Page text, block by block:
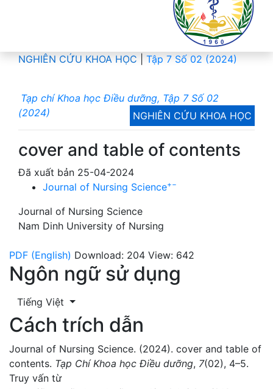
NGHIÊN CỨU KHOA HỌC Tập 7 Số 02 (2024)
Tạp chí Khoa học Điều dưỡng, Tập 7 Số 02
(2024)
NGHIÊN CỨU KHOA HỌC
cover and table of contents
Đã xuất bản 25-04-2024
Journal of Nursing Science+−
Journal of Nursing Science
Nam Dinh University of Nursing
PDF (English) Download: 204 View: 642
Ngôn ngữ sử dụng
Tiếng Việt
Cách trích dẫn
Journal of Nursing Science. (2024). cover and table of
contents. Tạp Chí Khoa học Điều dưỡng, 7(02), 4–5.
Truy vấn từ